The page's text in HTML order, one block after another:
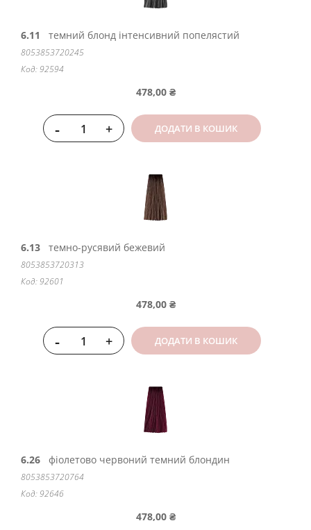
6.11 темний блонд інтенсивний попелястий
8053853720245
Код: 92594
478,00 ₴
- + ДОДАТИ В КОШИК
6.13 темно-русявий бежевий
8053853720313
Код: 92601
478,00 ₴
- + ДОДАТИ В КОШИК
6.26 фіолетово червоний темний блондин
8053853720764
Код: 92646
478,00 ₴